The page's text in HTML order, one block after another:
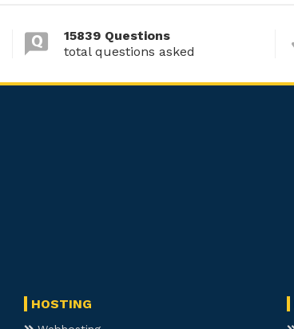
15839 Questions
total questions asked
HOSTING